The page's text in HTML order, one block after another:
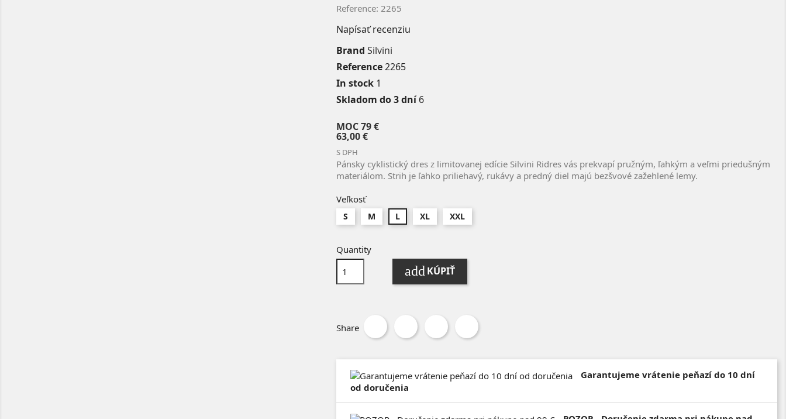
Reference: 2265
Napísať recenziu
Brand Silvini
Reference2265
In stock 1
Skladom do 3 dní 6
MOC79 €
63,00 €
S DPH
Pánsky cyklistický dres z limitovanej edície Silvini Ridres vás prekvapí pružným, ľahkým a veľmi priedušným
materiálom. Strih je ľahko priliehavý, rukávy a predný diel majú bezšvové zažehlené lemy.
Veľkosť
S M L XL XXL
Quantity
add KÚPIŤ
Share
Garantujeme vrátenie peňazí do 10 dní
od doručenia